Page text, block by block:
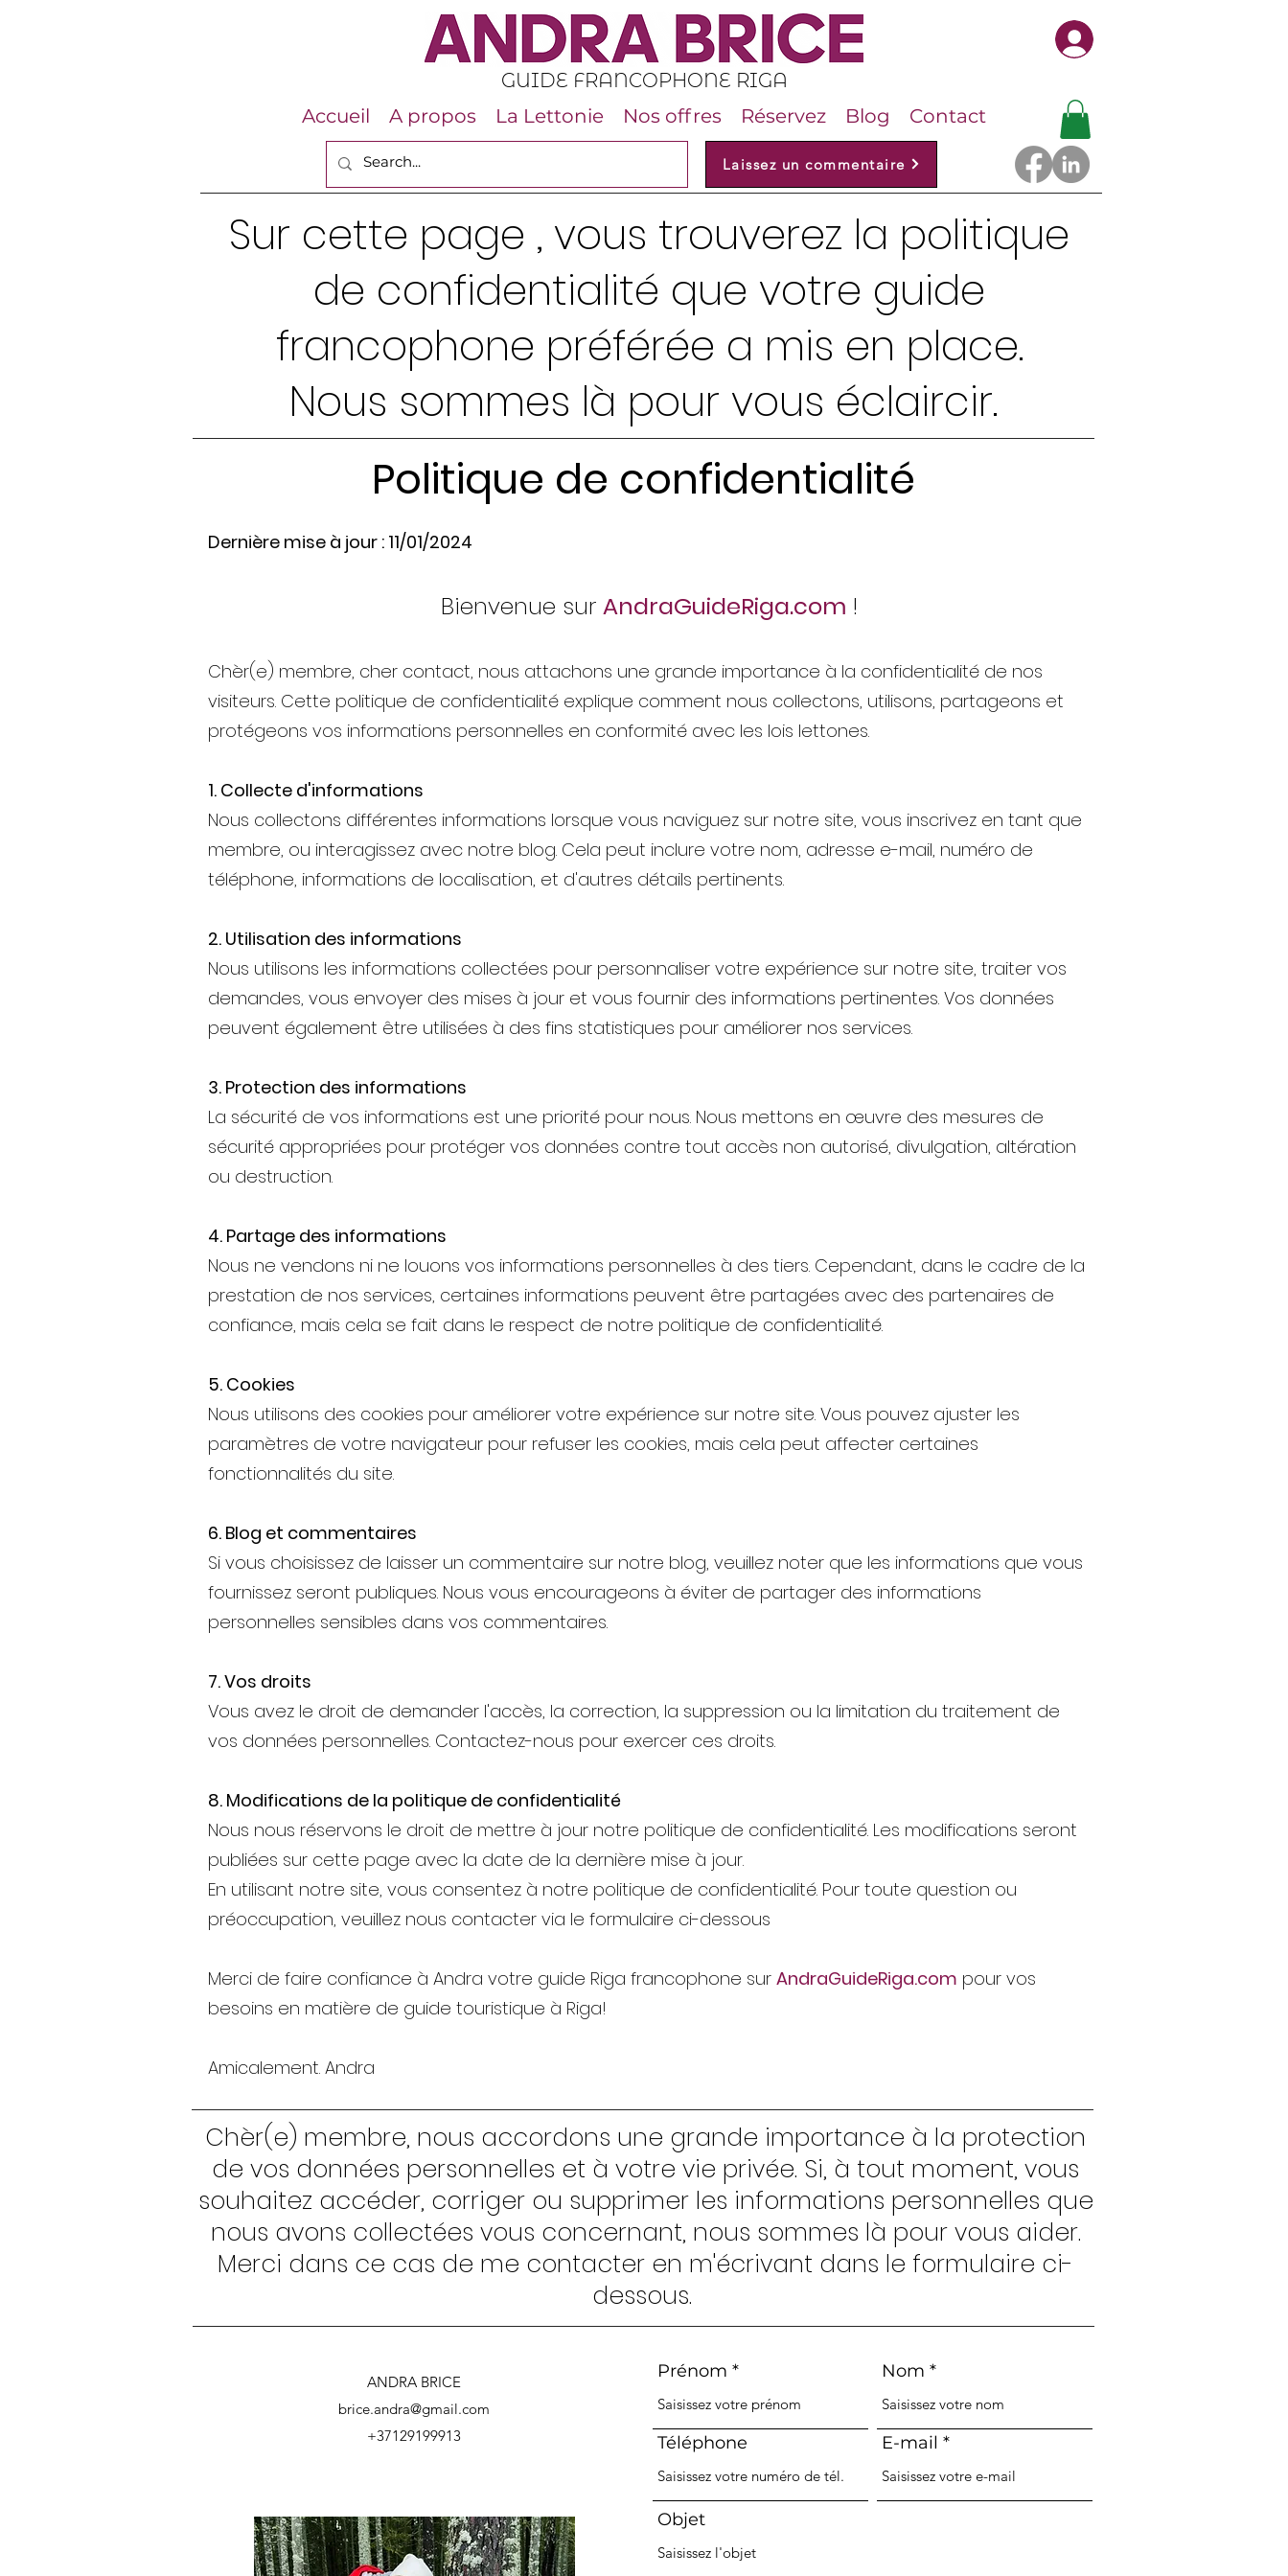
GUIDE FRANCOPHONE RIGA
Accueil
A propos La Lettonie Nos offres Réservez Blog Contact
Laissez un commentaire
Sur cette page , vous trouverez la politique
de confidentialité que votre guide
francophone préférée a mis en place.
Nous sommes là pour vous éclaircir.
Politique de confidentialité
Dernière mise à jour : 11/01/2024
Bienvenue sur AndraGuideRiga.com !
Chèr(e) membre, cher contact, nous attachons une grande importance à la confidentialité de nos
visiteurs. Cette politique de confidentialité explique comment nous collectons, utilisons, partageons et
protégeons vos informations personnelles en conformité avec les lois lettones.
1. Collecte d'informations
Nous collectons différentes informations lorsque vous naviguez sur notre site, vous inscrivez en tant que
membre, ou interagissez avec notre blog. Cela peut inclure votre nom, adresse e-mail, numéro de
téléphone, informations de localisation, et d'autres détails pertinents.
2. Utilisation des informations
Nous utilisons les informations collectées pour personnaliser votre expérience sur notre site, traiter vos
demandes, vous envoyer des mises à jour et vous fournir des informations pertinentes. Vos données
peuvent également être utilisées à des fins statistiques pour améliorer nos services.
3. Protection des informations
La sécurité de vos informations est une priorité pour nous. Nous mettons en œuvre des mesures de
sécurité appropriées pour protéger vos données contre tout accès non autorisé, divulgation, altération
ou destruction.
4. Partage des informations
Nous ne vendons ni ne louons vos informations personnelles à des tiers. Cependant, dans le cadre de la
prestation de nos services, certaines informations peuvent être partagées avec des partenaires de
confiance, mais cela se fait dans le respect de notre politique de confidentialité.
5. Cookies
Nous utilisons des cookies pour améliorer votre expérience sur notre site. Vous pouvez ajuster les
paramètres de votre navigateur pour refuser les cookies, mais cela peut affecter certaines
fonctionnalités du site.
6. Blog et commentaires
Si vous choisissez de laisser un commentaire sur notre blog, veuillez noter que les informations que vous
fournissez seront publiques. Nous vous encourageons à éviter de partager des informations
personnelles sensibles dans vos commentaires.
7. Vos droits
Vous avez le droit de demander l'accès, la correction, la suppression ou la limitation du traitement de
vos données personnelles. Contactez-nous pour exercer ces droits.
8. Modifications de la politique de confidentialité
Nous nous réservons le droit de mettre à jour notre politique de confidentialité. Les modifications seront
publiées sur cette page avec la date de la dernière mise à jour.
En utilisant notre site, vous consentez à notre politique de confidentialité. Pour toute question ou
préoccupation, veuillez nous contacter via le formulaire ci-dessous
Merci de faire confiance à Andra votre guide Riga francophone sur AndraGuideRiga.com pour vos
besoins en matière de guide touristique à Riga!
Amicalement. Andra
Chèr(e) membre, nous accordons une grande importance à la protection
de vos données personnelles et à votre vie privée. Si, à tout moment, vous
souhaitez accéder, corriger ou supprimer les informations personnelles que
nous avons collectées vous concernant, nous sommes là pour vous aider.
Merci dans ce cas de me contacter en m'écrivant dans le formulaire ci-
dessous.
ANDRA BRICE
brice.andra@gmail.com
+37129199913
AndraGuideRiga
Visite guidée Riga
Prénom
Téléphone
Nom
E-mail
Objet